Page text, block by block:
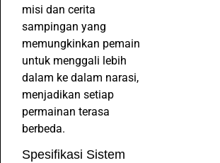
misi dan cerita
sampingan yang
memungkinkan pemain
untuk menggali lebih
dalam ke dalam narasi,
menjadikan setiap
permainan terasa
berbeda.
Spesifikasi Sistem